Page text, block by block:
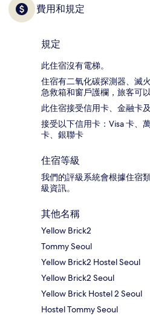
費用和規定
規定
此住宿沒有電梯。
住宿有二氧化碳探測器、滅
急救箱和窗戶護欄，旅客可以
此住宿接受信用卡、金融卡
接受以下信用卡：Visa 卡、
卡、銀聯卡
住宿等級
我們的評級系統會根據住宿
級資訊。
其他名稱
Yellow Brick2
Tommy Seoul
Yellow Brick2 Hostel Seoul
Yellow Brick2 Seoul
Yellow Brick Hostel 2 Seoul
Hostel Tommy Seoul